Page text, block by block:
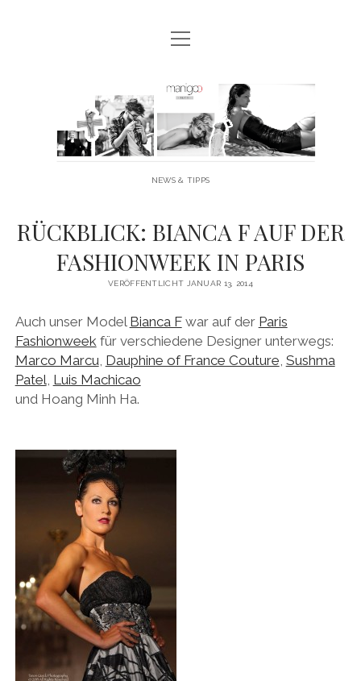
MANIGOO BLOG
MANIGOO MODELS
IMPRESSUM & DATENSCHUTZ
Menü
öffnen
Manigoo
NEWS & TIPPS
RÜCKBLICK: BIANCA F AUF DER
FASHIONWEEK IN PARIS
VERÖFFENTLICHT JANUAR 13, 2014
Auch unser Model Bianca Fwar auf der Paris
Fashionweek für verschiedene Designer unterwegs:
Marco Marcu Dauphine of France Couture Sushma
Patel Luis Machicao
und Hoang Minh Ha.